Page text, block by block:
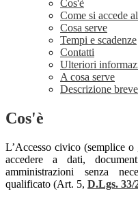
Cos'è
Come si accede
Cosa serve
Tempi e scadenze
Contatti
Ulteriori
A cosa serve
Descrizione breve
Cos'è
L’Accesso civico (semplice o
accedere a dati,
amministrazioni senza
qualificato (Art. 5, D.Lgs. 33/